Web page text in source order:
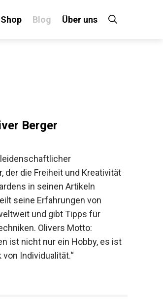
Shop Blog Über uns
Berger
der die Freiheit und
Skateboardens in seinen
Er teilt seine Erfahrungen
weltweit und gibt Tipps für
Olivers Motto:
ist nicht nur ein Hobby, es
von Individualität.“